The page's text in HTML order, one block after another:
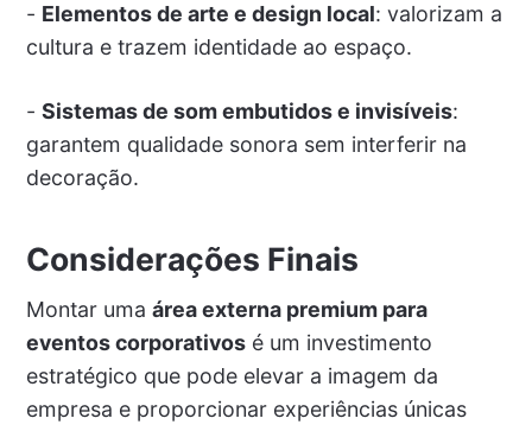
- Elementos de arte e design local: valorizam a
cultura e trazem identidade ao espaço.
- Sistemas de som embutidos e invisíveis:
garantem qualidade sonora sem interferir na
decoração.
Considerações Finais
Montar uma área externa premium para
eventos corporativosé um investimento
estratégico que pode elevar a imagem da
empresa e proporcionar experiências únicas